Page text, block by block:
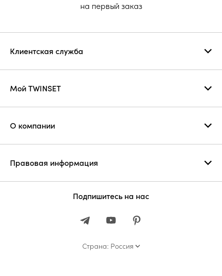
на первый заказ
Клиентская служба
Мой TWINSET
О компании
Правовая информация
Подпишитесь на нас
Страна: Россия